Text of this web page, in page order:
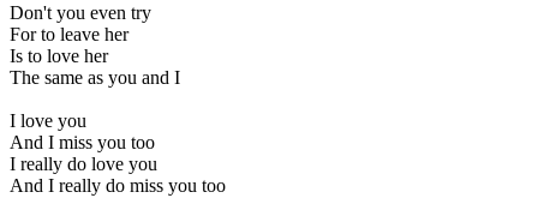
Don't you even try
For to leave her
Is to love her
The same as you and I
I love you
And I miss you too
I really do love you
And I really do miss you too